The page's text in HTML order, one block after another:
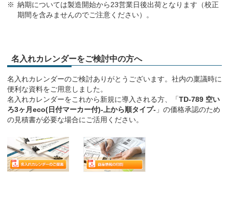
納期については製造開始から23営業日後出荷となります（校正
期間を含みませんのでご注意ください）。
名入れカレンダーをご検討中の方へ
名入れカレンダーのご検討ありがとうございます。社内の稟議時に
便利な資料をご用意しました。
名入れカレンダーをこれから新規に導入される方、「TD-789 空い
ろ3ヶ月eco(日付マーカー付)-上から順タイプ- 」の価格承認のため
の見積書が必要な場合にご活用ください。